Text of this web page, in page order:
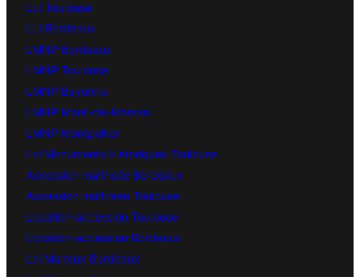
LLI Toulouse
LLI Bordeaux
LMNP Bordeaux
LMNP Toulouse
LMNP Bayonne
LMNP Mont-de-Marsan
LMNP Montpellier
Loi Monuments Historiques Toulouse
Accession maîtrisée Bordeaux
Accession maîtrisée Toulouse
Location-accession Toulouse
Location-accession Bordeaux
Loi Malraux Bordeaux